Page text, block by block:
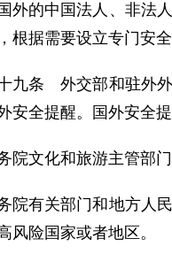
外的中国法人、非法
根据需要设立专门安
九条 外交部和驻外外
安全提醒。国外安全
院文化和旅游主管部
院有关部门和地方人
风险国家或者地区。